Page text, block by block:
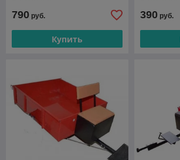
790 руб.
Купить
390 руб.